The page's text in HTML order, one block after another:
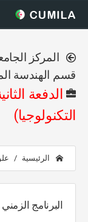
المركز
قسم الهندسة
الدفعة
التكنولوجيا)
الرئيسية
البرنامج الزمني